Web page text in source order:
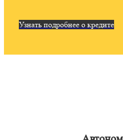
Узнать подробнее о кредите